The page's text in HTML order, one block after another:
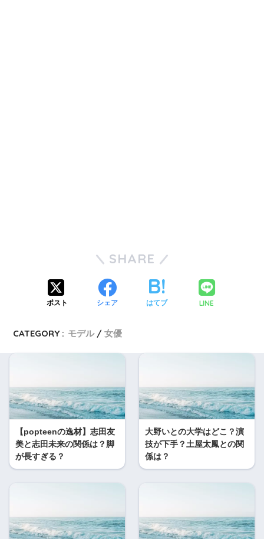
SHARE
ポスト シェア はてブ LINE
CATEGORY : モデル 女優
【popteenの逸材】志田友
美と志田未来の関係は？脚
が長すぎる？
大野いとの大学はどこ？演
技が下手？土屋太鳳との関
係は？